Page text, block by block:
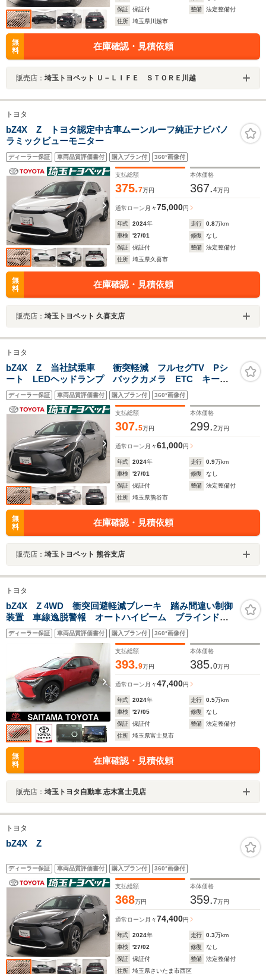
保証
保証付 整備
法定整備付
住所
埼玉県川越市
無
料
在庫確認・見積依頼
販売店： 埼玉トヨペット Ｕ－ＬＩＦＥ ＳＴＯＲＥ川越
トヨタ
bZ4X Z トヨタ認定中古車ムーンルーフ純正ナビパノ
ラミックビューモニター
ディーラー保証 車両品質評価書付 購入プラン付 360°画像付
支払総額
375.7万円
本体価格
367.4万円
通常ローン 月々75,000円
年式 2024年 走行 0.8万km
車検
'27/01 修復
なし
保証
保証付 整備
法定整備付
住所
埼玉県久喜市
無
料
在庫確認・見積依頼
販売店： 埼玉トヨペット 久喜支店
トヨタ
bZ4X Z 当社試乗車 衝突軽減 フルセグTV Pシ
ート LEDヘッドランプ バックカメラ ETC キーレ
ス オートクルーズコントロール スマートキー ナビ
&TV メモリーナビ 記録簿 ミュージックプレイヤー
接続可
ディーラー保証 車両品質評価書付 購入プラン付 360°画像付
支払総額
307.5万円
本体価格
299.2万円
通常ローン 月々61,000円
年式 2024年 走行 0.9万km
車検
'27/01 修復
なし
保証
保証付 整備
法定整備付
住所
埼玉県熊谷市
無
料
在庫確認・見積依頼
販売店： 埼玉トヨペット 熊谷支店
トヨタ
bZ4X Z 4WD 衝突回避軽減ブレーキ 踏み間違い制御
装置 車線逸脱警報 オートハイビーム ブラインドモ
ニター パノラミックビューモニター ディスプレイオ
ーディオ フルセグTV LEDヘッドランプ 純正アルミ
ディーラー保証 車両品質評価書付 購入プラン付 360°画像付
支払総額
393.9万円
本体価格
385.0万円
通常ローン 月々47,400円
年式 2024年 走行 0.5万km
車検
'27/05 修復
なし
保証
保証付 整備
法定整備付
住所
埼玉県富士見市
無
料
在庫確認・見積依頼
販売店： 埼玉トヨタ自動車 志木富士見店
トヨタ
bZ4X Z
ディーラー保証 車両品質評価書付 購入プラン付 360°画像付
支払総額
368万円
本体価格
359.7万円
通常ローン 月々74,400円
年式 2024年 走行 0.3万km
車検
'27/02 修復
なし
保証
保証付 整備
法定整備付
住所
埼玉県さいたま市西区